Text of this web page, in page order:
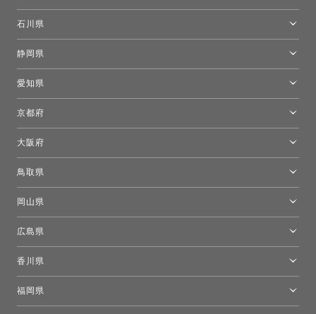
モーイ東京
キーブー東京
FLOS｜フロスデザインスペース青山
石川県
静岡県
愛知県
京都府
大阪府
鳥取県
岡山県
広島県
香川県
福岡県